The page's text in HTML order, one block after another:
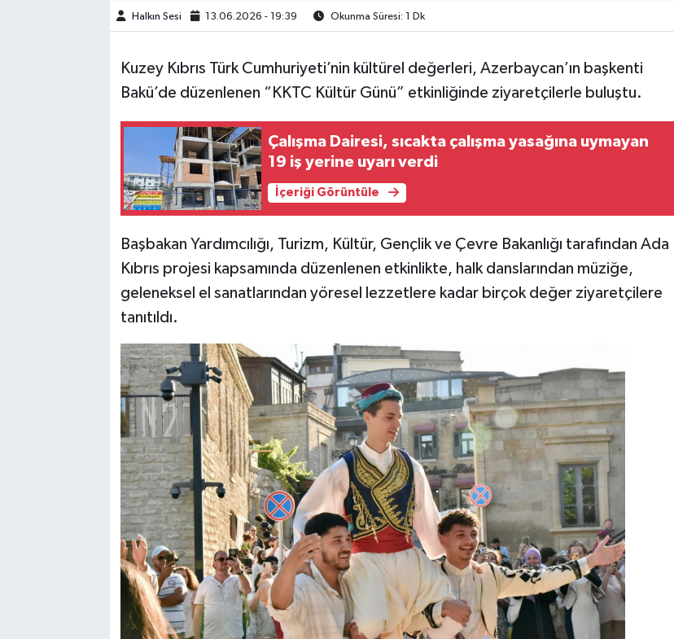
Halkın Sesi 13.06.2026 - 19:39 Okunma Süresi: 1 Dk
Kuzey Kıbrıs Türk Cumhuriyeti’nin kültürel değerleri, Azerbaycan’ın başkenti
Bakü’de düzenlenen “KKTC Kültür Günü” etkinliğinde ziyaretçilerle buluştu.
Çalışma Dairesi, sıcakta çalışma yasağına uymayan
19 iş yerine uyarı verdi
İçeriği Görüntüle
Başbakan Yardımcılığı, Turizm, Kültür, Gençlik ve Çevre Bakanlığı tarafından Ada
Kıbrıs projesi kapsamında düzenlenen etkinlikte, halk danslarından müziğe,
geleneksel el sanatlarından yöresel lezzetlere kadar birçok değer ziyaretçilere
tanıtıldı.